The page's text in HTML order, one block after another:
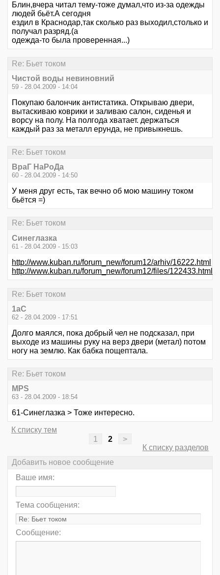
Блин,вчера читал тему-тоже думал,что из-за одежды
людей бьёт.А сегодня
ездил в Краснодар,так сколько раз выходил,столько и
получал разряд.(а
одежда-то была проверенная...)
Re: Бьет током
Чистой воды невиновний
59 - 28.04.2009 - 14:04
Покупаю балончик антистатика. Открываю двери,
вытаскиваю коврики и заливаю салон, сиденья и
ворсу на полу. На полгода хватает. держаться
каждый раз за металл ерунда, не привыкнешь.
Re: Бьет током
ВpaГ НаРоДа
60 - 28.04.2009 - 14:50
У меня друг есть, так вечно об мою машину током
бьётся =)
Re: Бьет током
Синеглазка
61 - 28.04.2009 - 15:03
http://www.kuban.ru/forum_new/forum12/arhiv/16222.html
http://www.kuban.ru/forum_new/forum12/files/122433.html
Re: Бьет током
1аС
62 - 28.04.2009 - 17:51
Долго маялся, пока добрый чел не подсказал, при
выходе из машины руку на верз двери (метал) потом
ногу на землю. Как бабка пощептала.
Re: Бьет током
MPS
63 - 28.04.2009 - 18:54
61-Синеглазка > Тоже интересно.
К списку тем
1
2
>
К списку разделов
Добавить новое сообщение
Ваше имя:
Тема сообщения:
Сообщение: